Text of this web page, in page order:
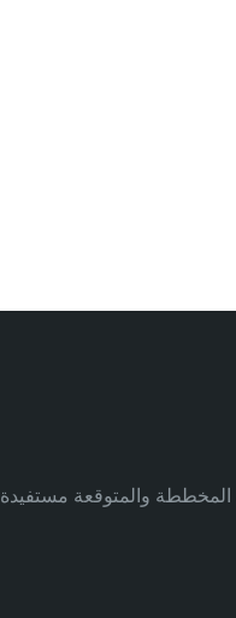
المخططة والمتوقعة مستفيدة